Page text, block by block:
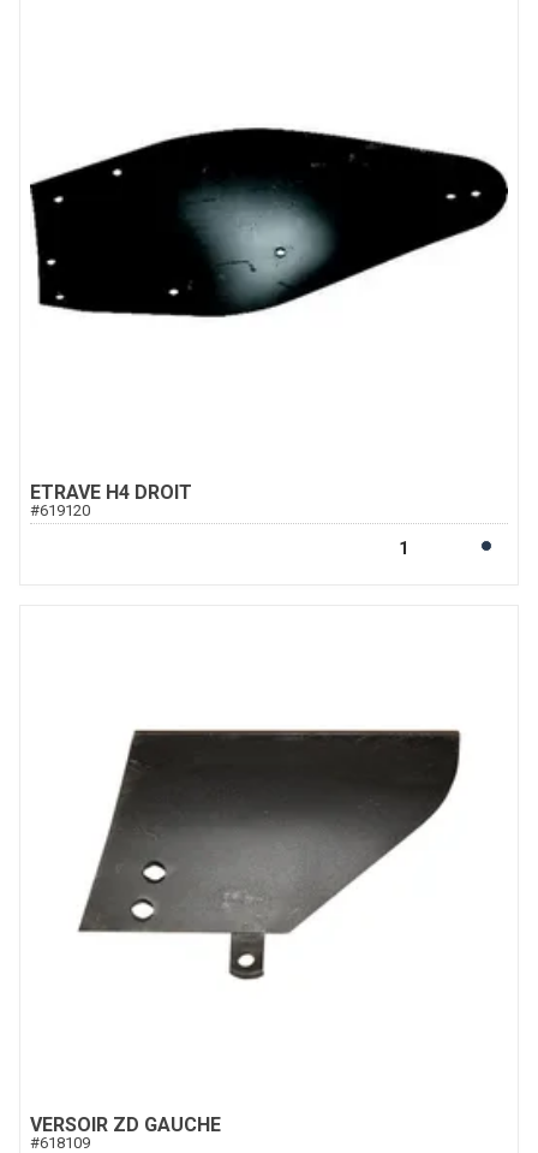
ETRAVE H4 DROIT
#619120
VERSOIR ZD GAUCHE
#618109